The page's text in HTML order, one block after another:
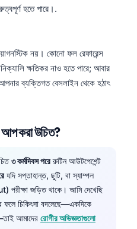
হতে পারে।.
নয়। কোনো ফল রেফারেন্স
ক্ষতিকর নাও হতে পারে; আবার
ব্যক্তিগত বেসলাইন থেকে হঠাৎ
করা উচিত?
৩ কর্মদিবস পরেরুটিন আউটপেশেন্ট
যদি সপ্তাহান্ত, ছুটি, বা স্যাম্পল
পরীক্ষা জড়িত থাকে। আমি দেখেছি
চিকিৎসা বদলেছে—একদিকে
আমাদের রোগীর অভিজ্ঞতাগুলো